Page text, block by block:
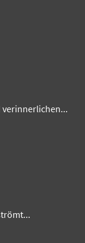
verinnerlichen...